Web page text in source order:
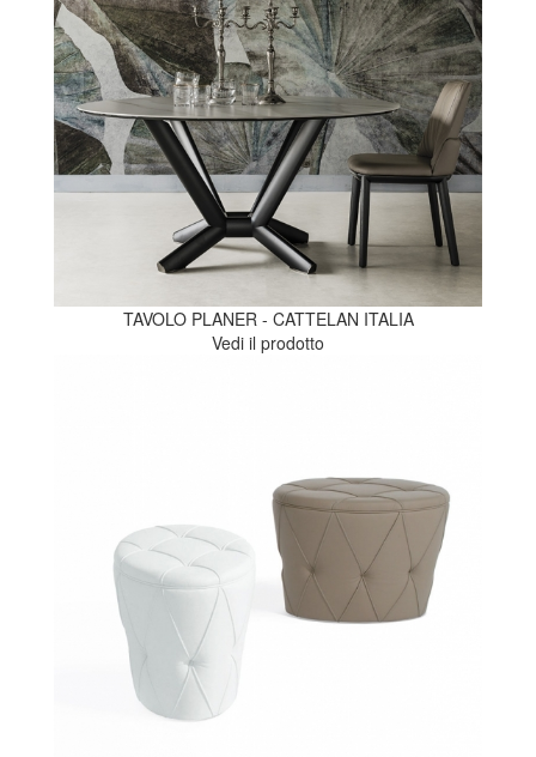
TAVOLO PLANER - CATTELAN ITALIA
Vedi il prodotto